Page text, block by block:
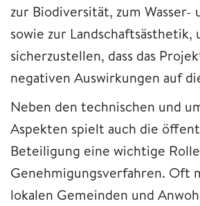
zur Biodiversität, zum Wasser-
sowie zur Landschaftsästhetik,
sicherzustellen, dass das
negativen Auswirkungen auf
Neben den technischen und
Aspekten spielt auch die
Beteiligung eine wichtige
Genehmigungsverfahren. Oft
lokalen Gemeinden und